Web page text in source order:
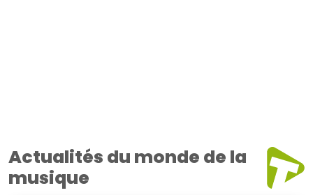
Actualités du monde de la
musique